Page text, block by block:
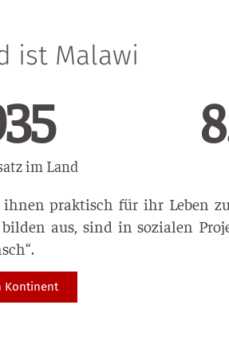
ist Malawi
im Land
praktisch für ihr Leben
aus, sind in sozialen
Kontinent